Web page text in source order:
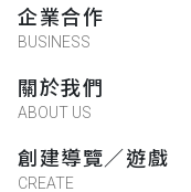
企業合作
BUSINESS
關於我們
ABOUT US
創建導覽／遊戲
CREATE